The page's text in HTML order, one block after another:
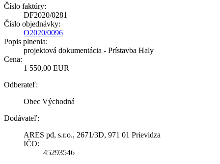
Číslo faktúry:
DF2020/0281
Číslo objednávky:
O2020/0096
Popis plnenia:
projektová dokumentácia - Prístavba Haly
Cena:
1 550,00 EUR
Odberateľ:
Obec Východná
Dodávateľ:
ARES pd, s.r.o., 2671/3D, 971 01 Prievidza
IČO:
45293546